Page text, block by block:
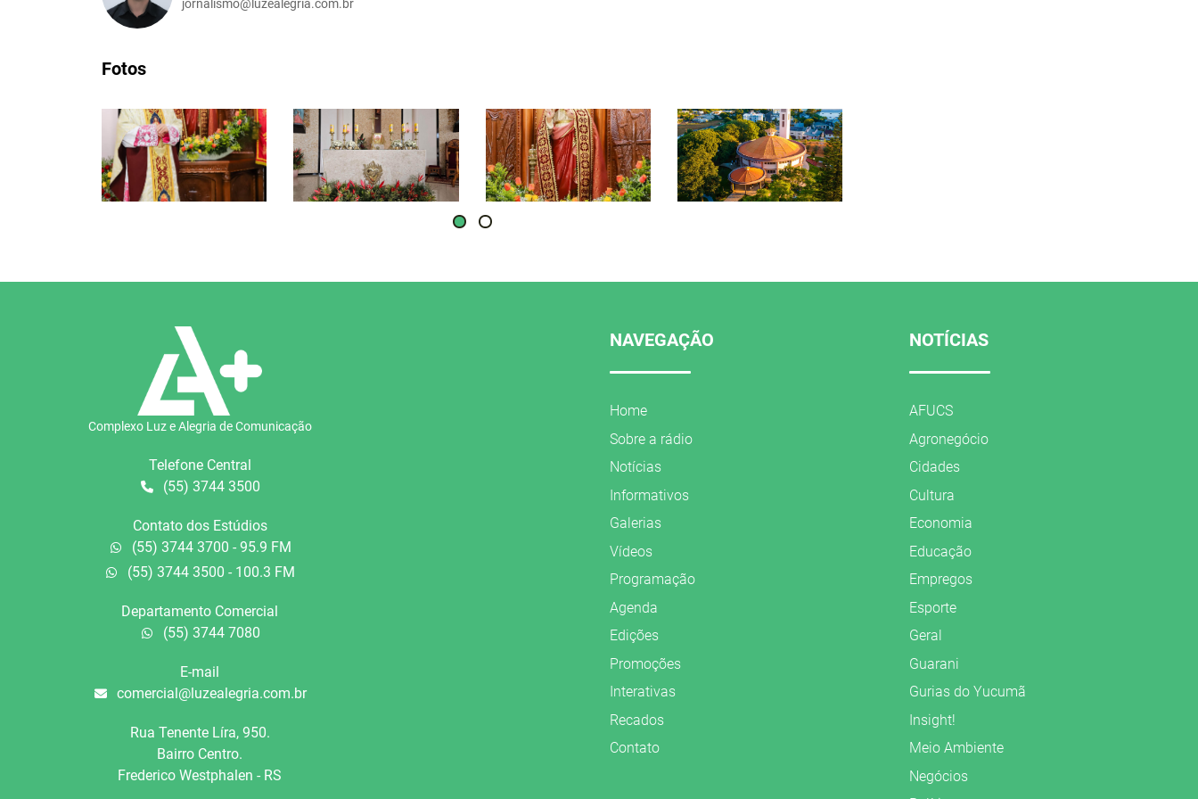
jornalismo@luzealegria.com.br
Fotos
Complexo Luz e Alegria de Comunicação
Telefone Central
(55) 3744 3500
Contato dos Estúdios
(55) 3744 3700 - 95.9 FM
(55) 3744 3500 - 100.3 FM
Departamento Comercial
(55) 3744 7080
E-mail
comercial@luzealegria.com.br
Rua Tenente Líra, 950.
Bairro Centro.
Frederico Westphalen - RS
NAVEGAÇÃO
Home
Sobre a rádio
Notícias
Informativos
Galerias
Vídeos
Programação
Agenda
Edições
Promoções
Interativas
Recados
Contato
NOTÍCIAS
AFUCS
Agronegócio
Cidades
Cultura
Economia
Educação
Empregos
Esporte
Geral
Guarani
Gurias do Yucumã
Insight!
Meio Ambiente
Negócios